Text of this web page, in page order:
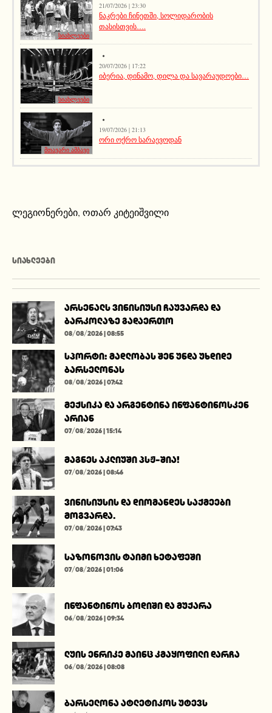
სიახლეები
21/07/2026 | 23:30
ნაკრები ჩინეთში, სოლიდარობის
თასისთვის….
სიახლეები
20/07/2026 | 17:22
იბერია, დინამო, დილა და სავარაუდოები…
მთავარი ამბავი
19/07/2026 | 21:13
ორი ოქრო სარაევოდან
ლეგიონერები, ოთარ კიტეიშვილი
ᲡᲘᲐᲮᲚᲔᲔᲑᲘ
არსენალს ვინისიუსი ჩაუვარდა და
ბარკოლაზე გადაერთო
08/08/2026 | 08:55
სპორტი: მადლობას შენ უნდა უხდიდე
ბარსელონას
08/08/2026 | 07:42
მექსიკა და არგენტინა ინფანტინოსკენ
არიან
07/08/2026 | 15:14
მაგნეს აკლიუში პსჟ-შია!
07/08/2026 | 08:46
ვინისიუსის და დიომანდეს საქმეები
მოგვარდა.
07/08/2026 | 07:43
საზონოვის ტაიმი ხეტაფეში
07/08/2026 | 01:06
ინფანტინოს ბოდიში და მუქარა
06/08/2026 | 09:34
ლუის ენრიკე მაინც კმაყოფილი დარჩა
06/08/2026 | 08:08
ბარსელონა ატლეტიკოს უტევს